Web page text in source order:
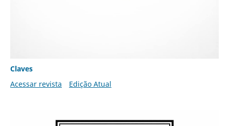
Claves
Acessar revista
Edição Atual